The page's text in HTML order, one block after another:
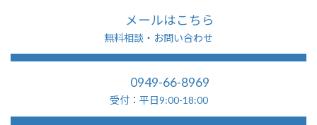
メールはこちら
無料相談・お問い合わせ
0949-66-8969
受付：平日9:00-18:00